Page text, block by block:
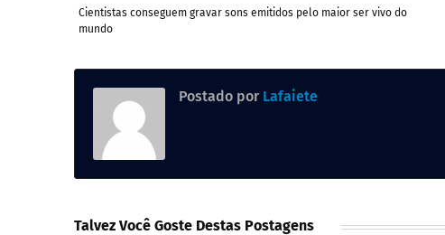
Cientistas conseguem gravar sons emitidos pelo maior ser vivo do
mundo
Postado por Lafaiete
Talvez Você Goste Destas Postagens